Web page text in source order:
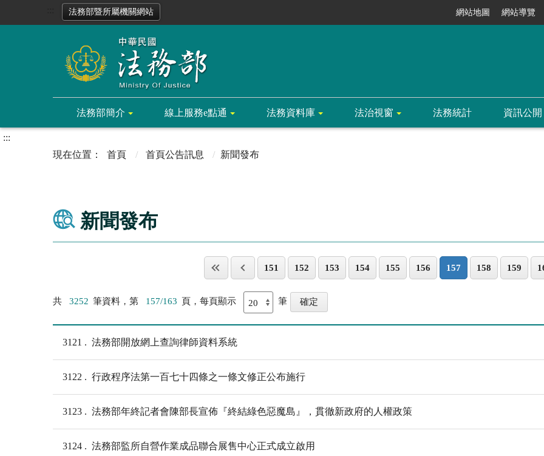
法務部暨所屬機關網站 網站地圖 網站導覽
法務部簡介 線上服務e點通 法務資料庫 法治視窗 法務統計 資訊公開
:::
首頁
首頁公告訊息 新聞發布
新聞發布
151 152 153 154 155 156 157 158 159
共 3252 筆資料，第 157/163 頁，每頁顯示 筆
3121 法務部開放網上查詢律師資料系統
3122 行政程序法第一百七十四條之一條文修正公布施行
3123 法務部年終記者會陳部長宣佈『終結綠色惡魔島』，貫徹新政府的人權政策
3124 法務部監所自營作業成品聯合展售中心正式成立啟用